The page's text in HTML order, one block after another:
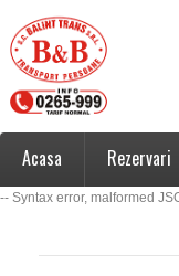
Acasa Rezervari
-- Syntax error, malformed